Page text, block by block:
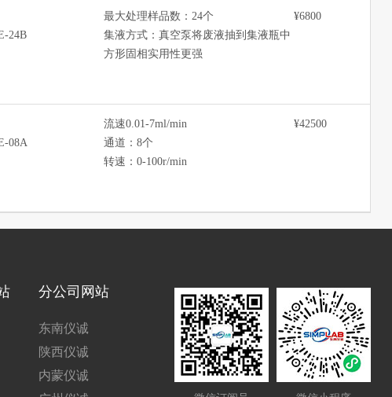
24B
最大处理样品数：24个
集液方式：真空泵将废液抽到集液瓶中
方形固相实用性更强
¥6800
08A
流速0.01-7ml/min
通道：8个
转速：0-100r/min
¥42500
分公司网站
东南仪诚
陕西仪诚
内蒙仪诚